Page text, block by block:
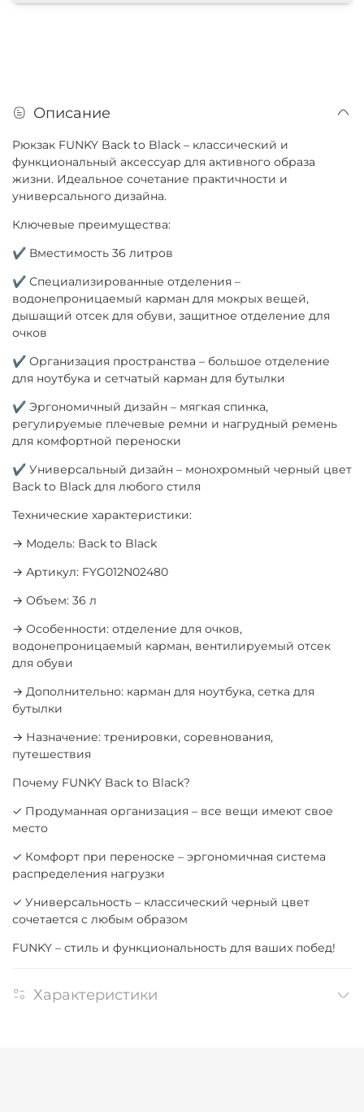
Описание
Рюкзак FUNKY Back to Black – классический и
функциональный аксессуар для активного образа
жизни. Идеальное сочетание практичности и
универсального дизайна.
Ключевые преимущества:
✔ Вместимость 36 литров
✔ Специализированные отделения –
водонепроницаемый карман для мокрых вещей,
дышащий отсек для обуви, защитное отделение для
очков
✔ Организация пространства – большое отделение
для ноутбука и сетчатый карман для бутылки
✔ Эргономичный дизайн – мягкая спинка,
регулируемые плечевые ремни и нагрудный ремень
для комфортной переноски
✔ Универсальный дизайн – монохромный черный цвет
Back to Black для любого стиля
Технические характеристики:
→ Модель: Back to Black
→ Артикул: FYG012N02480
→ Объем: 36 л
→ Особенности: отделение для очков,
водонепроницаемый карман, вентилируемый отсек
для обуви
→ Дополнительно: карман для ноутбука, сетка для
бутылки
→ Назначение: тренировки, соревнования,
путешествия
Почему FUNKY Back to Black?
✓ Продуманная организация – все вещи имеют свое
место
✓ Комфорт при переноске – эргономичная система
распределения нагрузки
✓ Универсальность – классический черный цвет
сочетается с любым образом
FUNKY – стиль и функциональность для ваших побед!
Характеристики